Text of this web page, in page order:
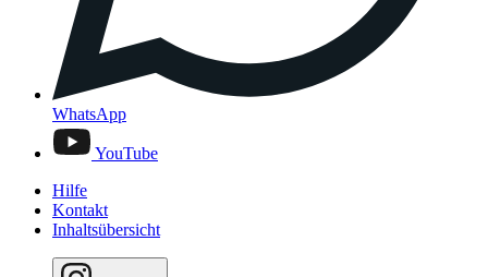
WhatsApp
YouTube
Hilfe
Kontakt
Inhaltsübersicht